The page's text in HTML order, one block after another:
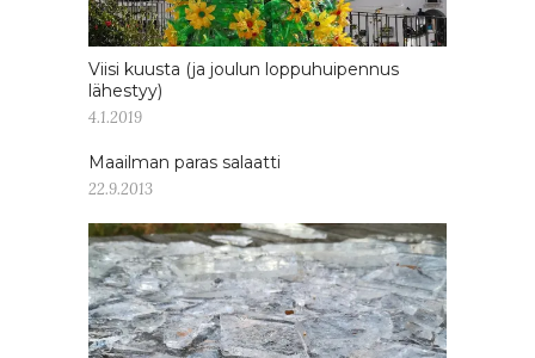
Viisi kuusta (ja joulun loppuhuipennus
lähestyy)
4.1.2019
Maailman paras salaatti
22.9.2013